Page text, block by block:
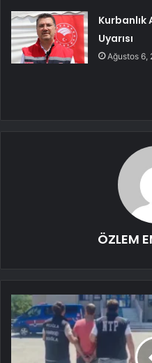
Uyarısı
Ağustos 6,
ÖZLEM